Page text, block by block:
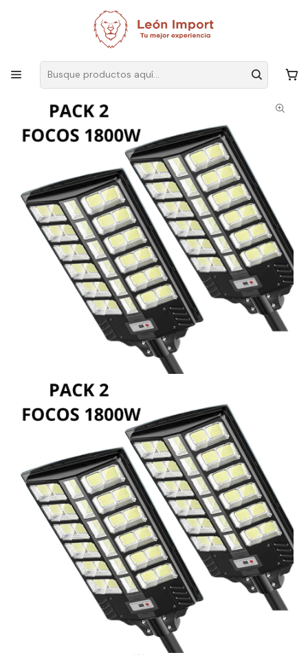
Envíos GRATIS
Solar Focos
Pack 2 Foco Solar Posta 1800W Para Estacionamientos, Canchas,